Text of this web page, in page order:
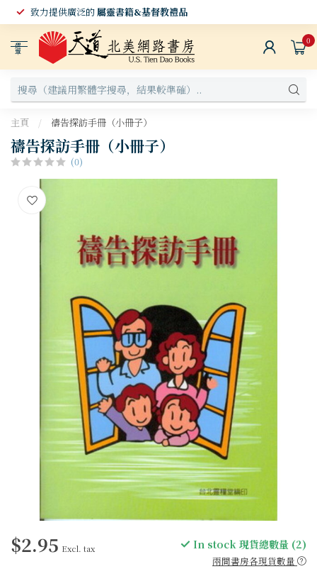
致力提供廣泛的屬靈書籍&基督教禮品
選
單
0
主頁 / 禱告探訪手冊（小冊子）
禱告探訪手冊（小冊子）
(0)
$2.95 Excl. tax In stock 現貨總數量 (2)
兩間書房各現貨數量